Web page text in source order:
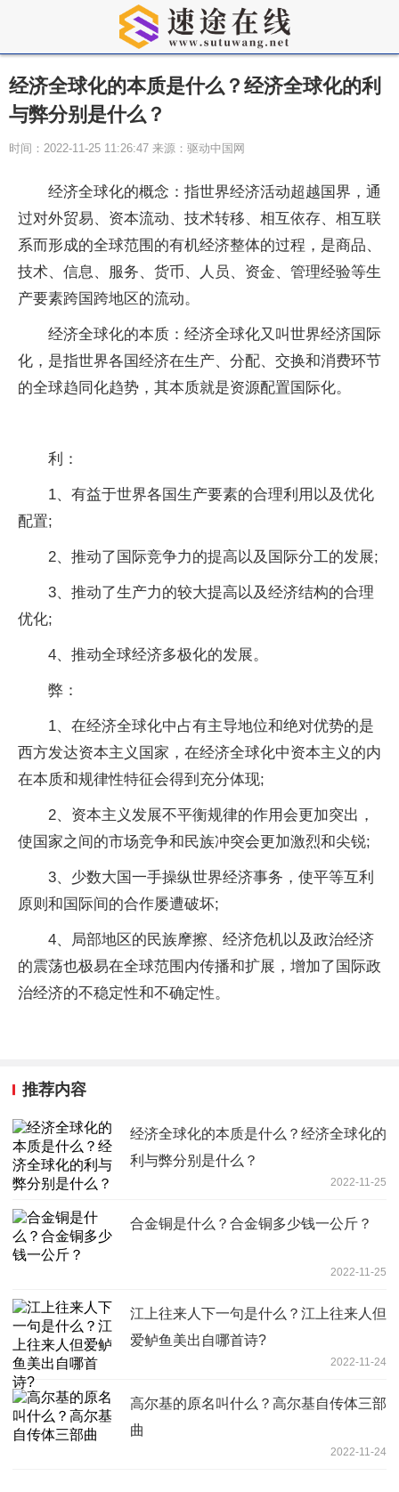
经济全球化的本质是什么？经济全球化的利
与弊分别是什么？
时间：2022-11-25 11:26:47 来源：驱动中国网
经济全球化的概念：指世界经济活动超越国界，通
过对外贸易、资本流动、技术转移、相互依存、相互联
系而形成的全球范围的有机经济整体的过程，是商品、
技术、信息、服务、货币、人员、资金、管理经验等生
产要素跨国跨地区的流动。
经济全球化的本质：经济全球化又叫世界经济国际
化，是指世界各国经济在生产、分配、交换和消费环节
的全球趋同化趋势，其本质就是资源配置国际化。
利：
1、有益于世界各国生产要素的合理利用以及优化
配置;
2、推动了国际竞争力的提高以及国际分工的发展;
3、推动了生产力的较大提高以及经济结构的合理
优化;
4、推动全球经济多极化的发展。
弊：
1、在经济全球化中占有主导地位和绝对优势的是
西方发达资本主义国家，在经济全球化中资本主义的内
在本质和规律性特征会得到充分体现;
2、资本主义发展不平衡规律的作用会更加突出，
使国家之间的市场竞争和民族冲突会更加激烈和尖锐;
3、少数大国一手操纵世界经济事务，使平等互利
原则和国际间的合作屡遭破坏;
4、局部地区的民族摩擦、经济危机以及政治经济
的震荡也极易在全球范围内传播和扩展，增加了国际政
治经济的不稳定性和不确定性。
推荐内容
经济全球化的本质是什么？经济全球化的
利与弊分别是什么？
2022-11-25
合金铜是什么？合金铜多少钱一公斤？
2022-11-25
江上往来人下一句是什么？江上往来人但
爱鲈鱼美出自哪首诗?
2022-11-24
高尔基的原名叫什么？高尔基自传体三部
曲
2022-11-24